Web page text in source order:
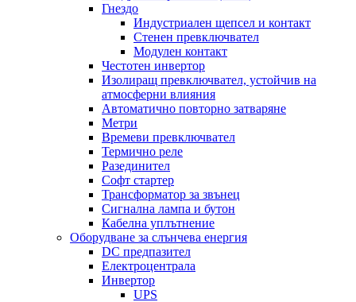
Гнездо
Индустриален щепсел и контакт
Стенен превключвател
Модулен контакт
Честотен инвертор
Изолиращ превключвател, устойчив на
атмосферни влияния
Автоматично повторно затваряне
Метри
Времеви превключвател
Термично реле
Разединител
Софт стартер
Трансформатор за звънец
Сигнална лампа и бутон
Кабелна уплътнение
Оборудване за слънчева енергия
DC предпазител
Електроцентрала
Инвертор
UPS